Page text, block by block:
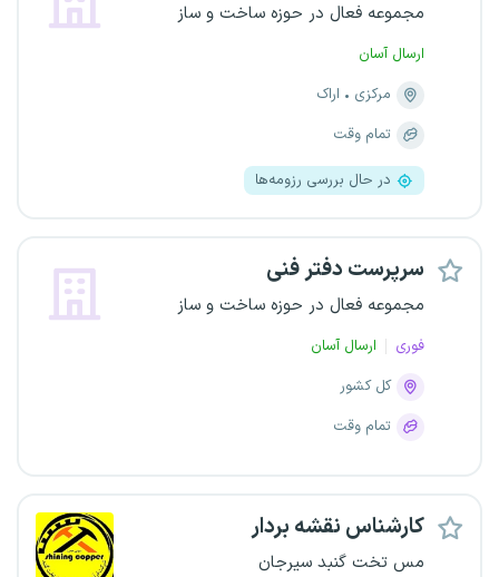
مجموعه فعال در حوزه ساخت و ساز
ارسال آسان
مرکزی
اراک
تمام وقت
در حال بررسی رزومه‌ها
سرپرست دفتر فنی
مجموعه فعال در حوزه ساخت و ساز
فوری
ارسال آسان
کل کشور
تمام وقت
کارشناس نقشه بردار
مس تخت گنبد سیرجان